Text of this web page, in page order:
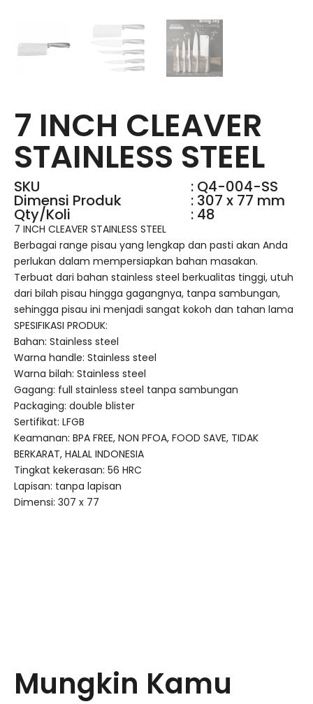
7 INCH CLEAVER
STAINLESS STEEL
SKU : Q4-004-SS
Dimensi Produk : 307 x 77 mm
Qty/Koli : 48
7 INCH CLEAVER STAINLESS STEEL
Berbagai range pisau yang lengkap dan pasti akan Anda
perlukan dalam mempersiapkan bahan masakan.
Terbuat dari bahan stainless steel berkualitas tinggi, utuh
dari bilah pisau hingga gagangnya, tanpa sambungan,
sehingga pisau ini menjadi sangat kokoh dan tahan lama
SPESIFIKASI PRODUK:
Bahan: Stainless steel
Warna handle: Stainless steel
Warna bilah: Stainless steel
Gagang: full stainless steel tanpa sambungan
Packaging: double blister
Sertifikat: LFGB
Keamanan: BPA FREE, NON PFOA, FOOD SAVE, TIDAK
BERKARAT, HALAL INDONESIA
Tingkat kekerasan: 56 HRC
Lapisan: tanpa lapisan
Dimensi: 307 x 77
Mungkin Kamu